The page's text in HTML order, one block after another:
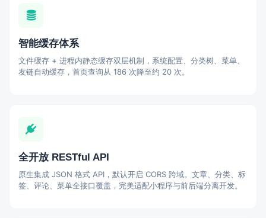
智能缓存体系
文件缓存 + 进程内静态缓存双层机制，系统配置、分类树、菜单、
友链自动缓存，首页查询从 186 次降至约 20 次。
全开放 RESTful API
原生集成 JSON 格式 API，默认开启 CORS 跨域。文章、分类、标
签、评论、菜单全接口覆盖，完美适配小程序与前后端分离开发。